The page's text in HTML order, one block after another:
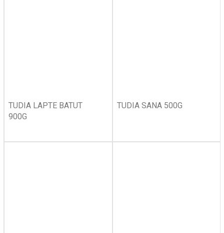
TUDIA LAPTE BATUT
900G
TUDIA SANA 500G